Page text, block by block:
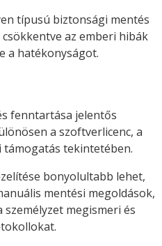
típusú biztonsági mentés
az emberi hibák
a hatékonyságot.
fenntartása jelentős
a szoftverlicenc, a
támogatás tekintetében.
bonyolultabb lehet,
mentési megoldások,
megismeri és